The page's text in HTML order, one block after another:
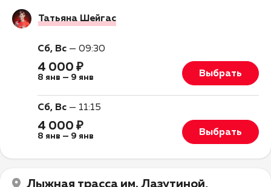
Татьяна Шейгас
Сб, Вс — 09:30
4 000 ₽
8 янв — 9 янв Выбрать
Сб, Вс — 11:15
4 000 ₽
8 янв — 9 янв Выбрать
Лыжная трасса им. Лазутиной,